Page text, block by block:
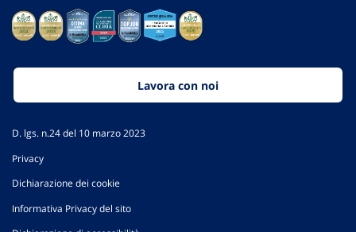
Lavora con noi
D. lgs. n.24 del 10 marzo 2023
Privacy
Dichiarazione dei cookie
Informativa Privacy del sito